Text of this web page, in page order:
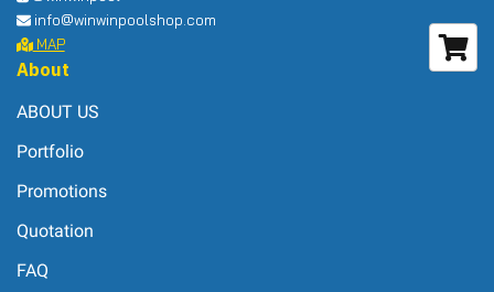
info@winwinpoolshop.com
MAP
About
ABOUT US
Portfolio
Promotions
Quotation
FAQ